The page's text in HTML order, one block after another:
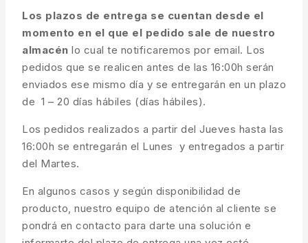
Los plazos de entrega se cuentan desde el
momento en el que el pedido sale de nuestro
almacén lo cual te notificaremos por email. Los
pedidos que se realicen antes de las 16:00h serán
enviados ese mismo día y se entregarán en un plazo
de 1 – 20 días hábiles (días hábiles).
Los pedidos realizados a partir del Jueves hasta las
16:00h se entregarán el Lunes y entregados a partir
del Martes.
En algunos casos y según disponibilidad de
producto, nuestro equipo de atención al cliente se
pondrá en contacto para darte una solución e